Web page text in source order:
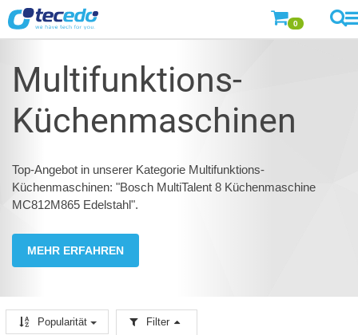
0
Multifunktions-
Küchenmaschinen
Top-Angebot in unserer Kategorie Multifunktions-
Küchenmaschinen: "Bosch MultiTalent 8 Küchenmaschine
MC812M865 Edelstahl".
MEHR ERFAHREN
Popularität Filter